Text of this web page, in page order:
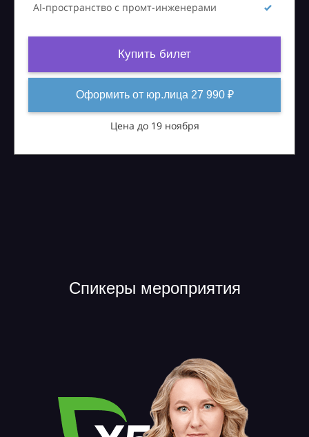
AI-пространство с промт-инженерами
Купить билет
Оформить от юр.лица 27 990 ₽
Цена до 19 ноября
Спикеры мероприятия